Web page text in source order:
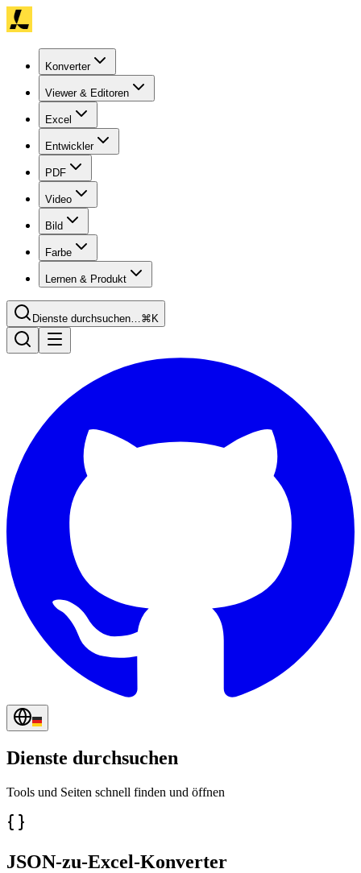
Konverter
Viewer & Editoren
Excel
Entwickler
PDF
Video
Bild
Farbe
Lernen & Produkt
Dienste durchsuchen…⌘K
Dienste durchsuchen
Tools und Seiten schnell finden und öffnen
JSON-zu-Excel-Konverter